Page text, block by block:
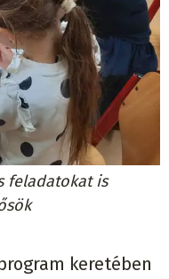
feladatokat is
keretében